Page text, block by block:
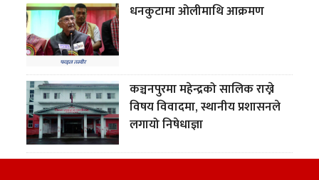
धनकुटामा ओलीमाथि आक्रमण
कञ्चनपुरमा महेन्द्रको सालिक राख्ने
विषय विवादमा, स्थानीय प्रशासनले
लगायो निषेधाज्ञा